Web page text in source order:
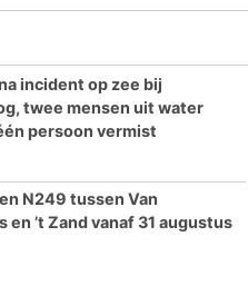
incident op zee bij
twee mensen uit water
persoon vermist
N249 tussen Van
en ’t Zand vanaf 31 augustus